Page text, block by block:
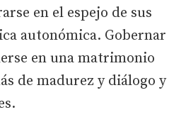
en el espejo de sus
autonómica. Gobernar
en una matrimonio
de madurez y diálogo y